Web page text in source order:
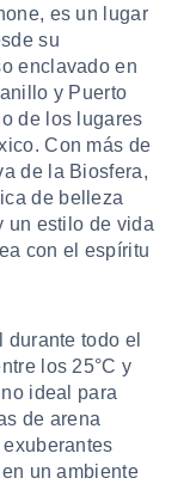
es un lugar
su
enclavado en
y Puerto
de los lugares
Con más de
de la Biosfera,
de belleza
un estilo de vida
con el espíritu
todo el
los 25°C y
ideal para
de arena
un ambiente